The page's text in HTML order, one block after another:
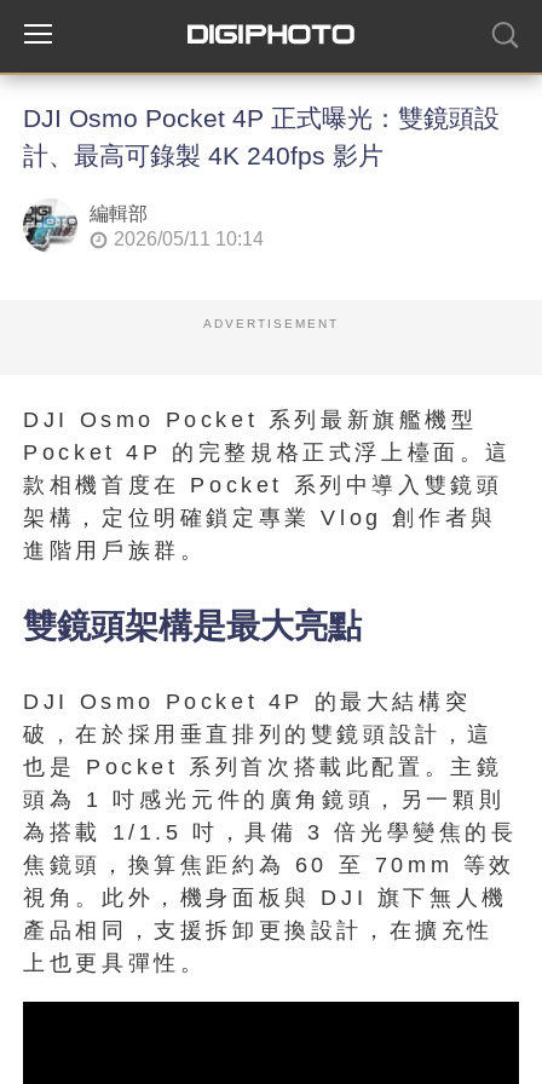
DJI Osmo Pocket 4P 正式曝光：雙鏡頭設
計、最高可錄製 4K 240fps 影片
編輯部
2026/05/11 10:14
ADVERTISEMENT
DJI Osmo Pocket 系列最新旗艦機型
Pocket 4P 的完整規格正式浮上檯面。這
款相機首度在 Pocket 系列中導入雙鏡頭
架構，定位明確鎖定專業 Vlog 創作者與
進階用戶族群。
雙鏡頭架構是最大亮點
DJI Osmo Pocket 4P 的最大結構突
破，在於採用垂直排列的雙鏡頭設計，這
也是 Pocket 系列首次搭載此配置。主鏡
頭為 1 吋感光元件的廣角鏡頭，另一顆則
為搭載 1/1.5 吋，具備 3 倍光學變焦的長
焦鏡頭，換算焦距約為 60 至 70mm 等效
視角。此外，機身面板與 DJI 旗下無人機
產品相同，支援拆卸更換設計，在擴充性
上也更具彈性。